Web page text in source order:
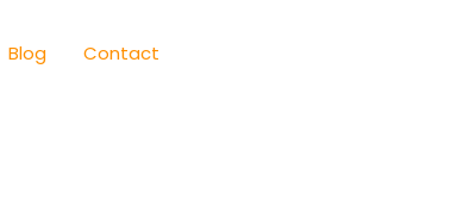
Blog Contact